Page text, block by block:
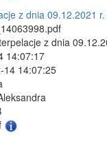
z dnia 09.12.2021 r.
z dnia
14:07:17
14 14:07:25